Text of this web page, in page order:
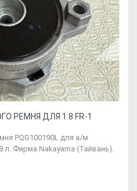
РЕМНЯ ДЛЯ 1.8 FR-1
PQG100190L для а/м
л. Фирма Nakayama (Тайвань).